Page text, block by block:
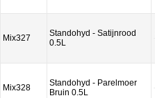
Mix327
Standohyd - Satijnrood
0.5L
Mix328
Standohyd - Parelmoer
Bruin 0.5L